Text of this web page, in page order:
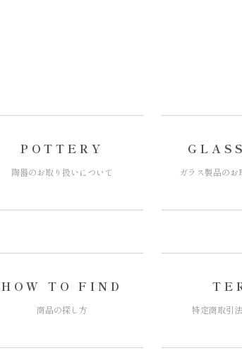
POTTERY
陶器のお取り扱いについて ガラス製品のお
HOW TO FIND
商品の探し方 特定商取引